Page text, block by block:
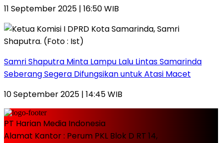
11 September 2025 | 16:50 WIB
Samri Shaputra Minta Lampu Lalu Lintas Samarinda
Seberang Segera Difungsikan untuk Atasi Macet
10 September 2025 | 14:45 WIB
PT Harian Media Indonesia
Alamat Kantor : Perum PKL Blok D RT 14,